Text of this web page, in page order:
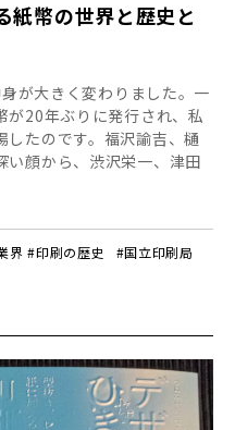
幣の世界と歴史と
が大きく変わりました。一
が20年ぶりに発行され、私
たのです。福沢諭吉、樋
い顔から、渋沢栄一、津田
界 #印刷の歴史
#国立印刷局